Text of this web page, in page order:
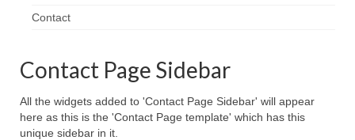
Contact
Contact Page Sidebar
All the widgets added to 'Contact Page Sidebar' will appear
here as this is the 'Contact Page template' which has this
unique sidebar in it.